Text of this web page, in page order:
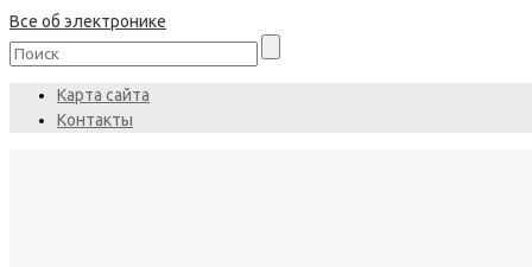
Все об электронике
Карта сайта
Контакты